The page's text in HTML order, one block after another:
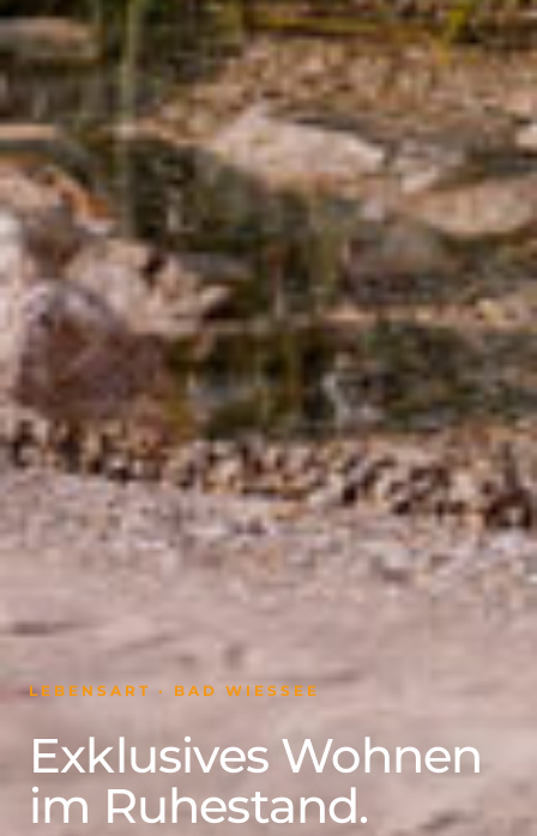
LEBENSART · BAD WIESSEE
Exklusives Wohnen
im Ruhestand.